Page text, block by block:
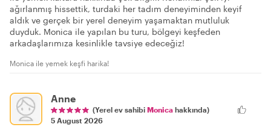
ağırlanmış hissettik, turdaki her tadım deneyiminden keyif
aldık ve gerçek bir yerel deneyim yaşamaktan mutluluk
duyduk. Monica ile yapılan bu turu, bölgeyi keşfeden
arkadaşlarımıza kesinlikle tavsiye edeceğiz!
Monica ile yemek keşfi harika!
Anne
(Yerel ev sahibi Monica hakkında)
5 August 2026